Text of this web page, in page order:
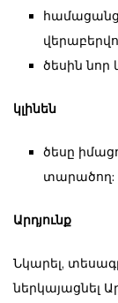
ծեսին նոր
կլինեն
ծեսը
տարածող:
Արդյունք
Նկարել,
ներկայացնել